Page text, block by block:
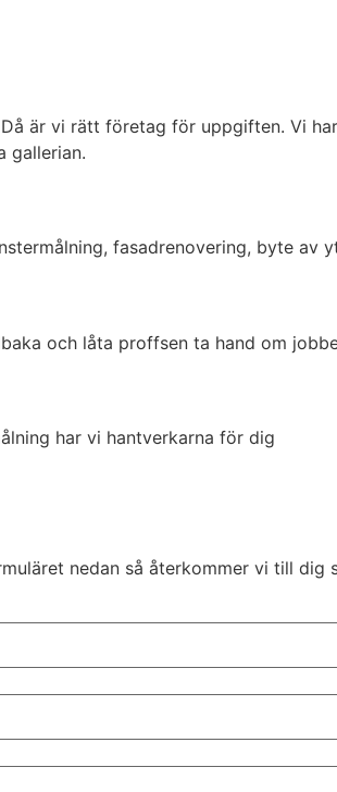
är vi rätt företag för uppgiften. Vi
gallerian.
fasadrenovering, byte av
och låta proffsen ta hand om
har vi hantverkarna för dig
nedan så återkommer vi till dig